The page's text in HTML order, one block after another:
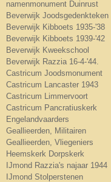
namenmonument Duinrust
Beverwijk Joodsgedenkteken
Beverwijk Kibboets 1935-'38
Beverwijk Kibboets 1939-'42
Beverwijk Kweekschool
Beverwijk Razzia 16-4-'44.
Castricum Joodsmonument
Castricum Lancaster 1943
Castricum Limmervoort
Castricum Pancratiuskerk
Engelandvaarders
Geallieerden, Militairen
Geallieerden, Vliegeniers
Heemskerk Dorpskerk
IJmond Razzia's najaar 1944
IJmond Stolperstenen